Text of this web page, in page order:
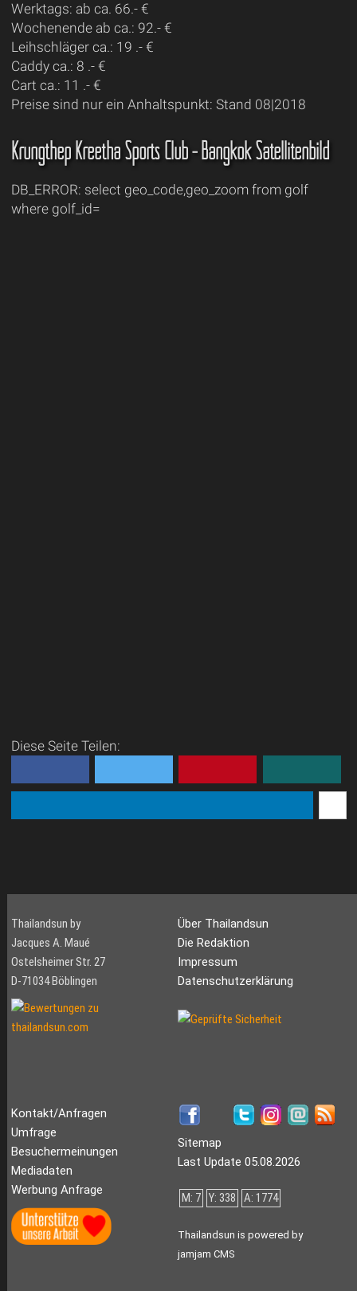
Werktags: ab ca. 66.- €
Wochenende ab ca.: 92.- €
Leihschläger ca.: 19 .- €
Caddy ca.: 8 .- €
Cart ca.: 11 .- €
Preise sind nur ein Anhaltspunkt: Stand 08|2018
Krungthep Kreetha Sports Club - Bangkok Satellitenbild
DB_ERROR: select geo_code,geo_zoom from golf
where golf_id=
Diese Seite Teilen:
Thailandsun by
Jacques A. Maué
Ostelsheimer Str. 27
D-71034 Böblingen
Über Thailandsun
Die Redaktion
Impressum
Datenschutzerklärung
Kontakt/Anfragen
Umfrage
Besuchermeinungen
Mediadaten
Werbung Anfrage
Sitemap
Last Update 05.08.2026
M: 7 Y: 338 A: 1774
Thailandsun is powered by
jamjam CMS